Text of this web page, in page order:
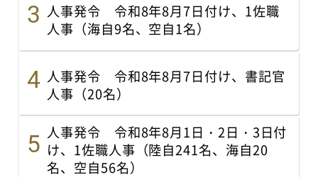
人事発令 令和8年8月7日付け、1佐職
人事（海自9名、空自1名）
人事発令 令和8年8月7日付け、書記官
人事（20名）
人事発令 令和8年8月1日・2日・3日付
け、1佐職人事（陸自241名、海自20
名、空自56名）